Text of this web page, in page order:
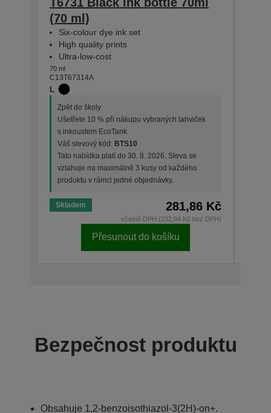
(70 ml)
Six-colour dye ink set
High quality prints
Ultra-low-cost
70 ml
C13T67314A
L
Zpět do školy
Ušetřete 10 % při nákupu vybraných lahviček
s inkoustem EcoTank.
Váš slevový kód: BTS10
Tato nabídka platí do 30. 8. 2026. Sleva se
vztahuje na maximálně 3 kusy od každého
produktu v rámci jedné objednávky.
Skladem 281,86 Kč
včetně DPH (232,94 Kč bez DPH)
Přesunout do košíku
Bezpečnost produktu
Obsahuje 1,2-benzoisothiazol-3(2H)-on+.